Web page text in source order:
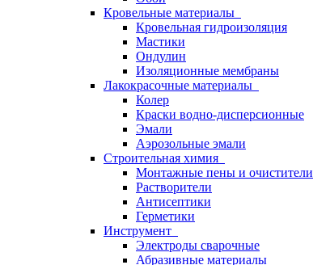
Кровельные материалы
Кровельная гидроизоляция
Мастики
Ондулин
Изоляционные мембраны
Лакокрасочные материалы
Колер
Краски водно-дисперсионные
Эмали
Аэрозольные эмали
Строительная химия
Монтажные пены и очистители
Растворители
Антисептики
Герметики
Инструмент
Электроды сварочные
Абразивные материалы